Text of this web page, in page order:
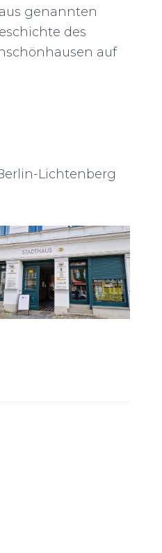
genannten
des
auf
Lichtenberg